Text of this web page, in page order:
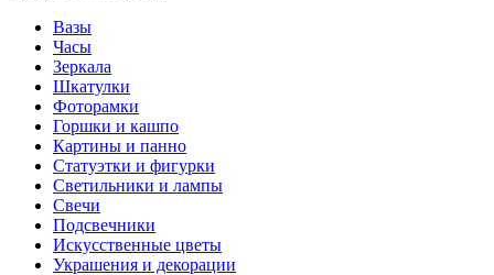
Вазы
Часы
Зеркала
Шкатулки
Фоторамки
Горшки и кашпо
Картины и панно
Статуэтки и фигурки
Светильники и лампы
Свечи
Подсвечники
Искусственные цветы
Украшения и декорации